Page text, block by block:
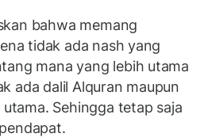
bahwa memang
tidak ada nash yang
mana yang lebih utama
ada dalil Alquran maupun
Sehingga tetap saja